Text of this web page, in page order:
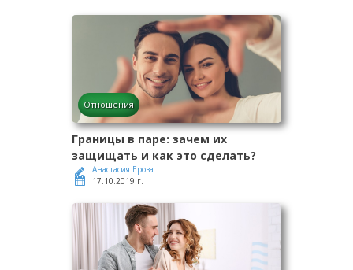
Отношения
Границы в паре: зачем их
защищать и как это сделать?
Анастасия Ерова
17.10.2019 г.